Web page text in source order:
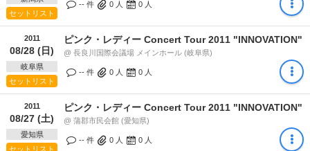
セットリスト
-- 件 0 人 0 人
2011
08/28 (日)
岐阜県
セットリスト
ピンク・レディー Concert Tour 2011 "INNOVATION"
@ 長良川国際会議場 メインホール (岐阜県)
-- 件 0 人 0 人
2011
08/27 (土)
愛知県
セットリスト
ピンク・レディー Concert Tour 2011 "INNOVATION"
@ 蒲郡市民会館 (愛知県)
-- 件 0 人 0 人